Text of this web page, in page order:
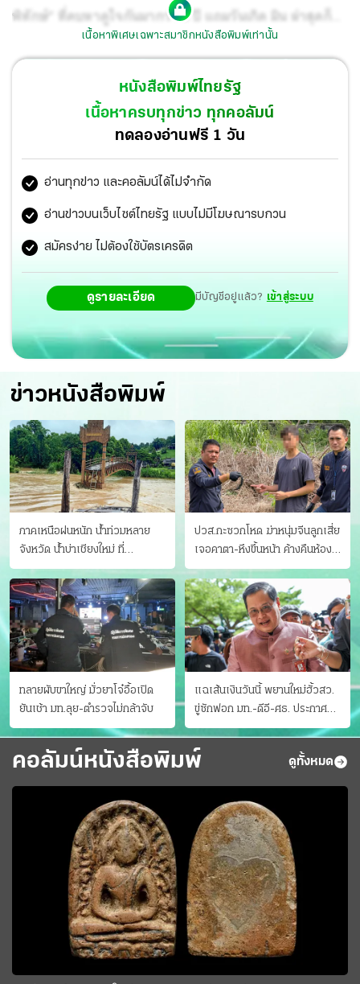
พิทักษ์” ที่คบหาดูใจกันมากว่า 5 ปี แถมวันเกิด มิน ล่าสุดก็
ไม่มีการเซอร์ไพรส์หรือฉลองร่วมกันเหมือนทุกปี ล่าสุดมินมา
ร่วมพูดคุยในรายการ The Driver กับโอ๊ต-ปราโมทย์, พิชญ์
กาไชย และพลอย หอวัง
เนื้อหาพิเศษเฉพาะสมาชิกหนังสือพิมพ์เท่านั้น
หนังสือพิมพ์ไทยรัฐ
เนื้อหาครบทุกข่าว ทุกคอลัมน์
ทดลองอ่านฟรี 1 วัน
อ่านทุกข่าว และคอลัมน์ได้ไม่จำกัด
อ่านข่าวบนเว็บไซต์ไทยรัฐ แบบไม่มีโฆษณารบกวน
สมัครง่าย ไม่ต้องใช้บัตรเครดิต
ดูรายละเอียด มีบัญชีอยู่แล้ว? เข้าสู่ระบบ
ข่าวหนังสือพิมพ์
ภาคเหนือฝนหนัก น้ำท่วมหลาย
จังหวัด นํ้าบ่าเชียงใหม่ ที่
แม่ฮ่องสอน ซัดสะพานขาด
ปวส.กะซวกโหด ฆ่าหนุ่มจีนลูกเสี่ย
เจอคาตา-หึงขึ้นหน้า ค้างคืนห้อง
แฟนสาว
ทลายผับขาใหญ่ มั่วยาโจ๋อื้อเปิด
ยันเช้า มท.ลุย-ตำรวจไม่กล้าจับ
แฉเส้นเงินวันนี้ พยานใหม่ฮั้วสว.
ขู่ซักฟอก มท.-ดีอี-ศธ. ประกาศ
บัญชีท้องถิ่น
คอลัมน์หนังสือพิมพ์ ดูทั้งหมด